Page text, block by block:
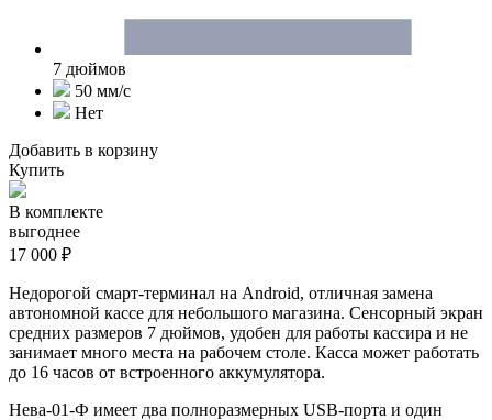
7 дюймов
50 мм/c
Нет
Добавить в корзину
Купить
В комплекте
выгоднее
17 000 ₽
Недорогой смарт-терминал на Android, отличная замена
автономной кассе для небольшого магазина. Сенсорный экран
средних размеров 7 дюймов, удобен для работы кассира и не
занимает много места на рабочем столе. Касса может работать
до 16 часов от встроенного аккумулятора.
Нева-01-Ф имеет два полноразмерных USB-порта и один